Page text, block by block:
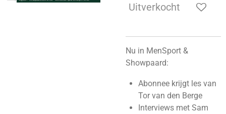
Uitverkocht
Nu in MenSport &
Showpaard:
Abonnee krijgt les van
Tor van den Berge
Interviews met Sam